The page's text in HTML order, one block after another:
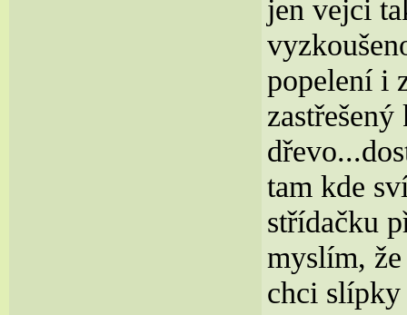
jen vejci
popelení i
tam kde
střídačku
myslím,
chci slípky